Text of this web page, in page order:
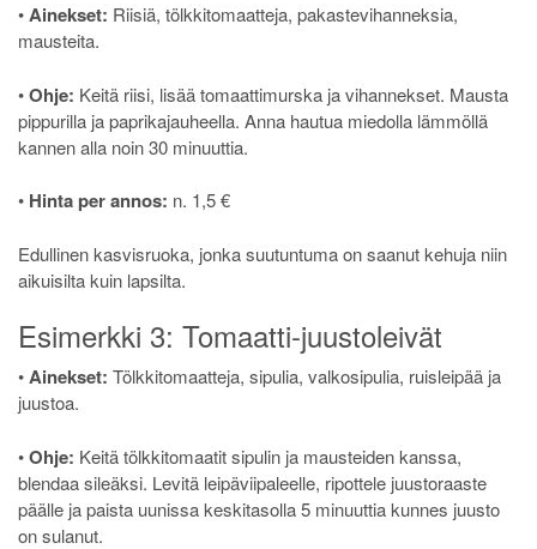
•Ainekset: Riisiä, tölkkitomaatteja, pakastevihanneksia,
mausteita.
•Ohje: Keitä riisi, lisää tomaattimurska ja vihannekset. Mausta
pippurilla ja paprikajauheella. Anna hautua miedolla lämmöllä
kannen alla noin 30 minuuttia.
• Hinta per annos: n. 1,5 €
Edullinen kasvisruoka, jonka suutuntuma on saanut kehuja niin
aikuisilta kuin lapsilta.
Esimerkki 3: Tomaatti-juustoleivät
•Ainekset: Tölkkitomaatteja, sipulia, valkosipulia, ruisleipää ja
juustoa.
•Ohje: Keitä tölkkitomaatit sipulin ja mausteiden kanssa,
blendaa sileäksi. Levitä leipäviipaleelle, ripottele juustoraaste
päälle ja paista uunissa keskitasolla 5 minuuttia kunnes juusto
on sulanut.